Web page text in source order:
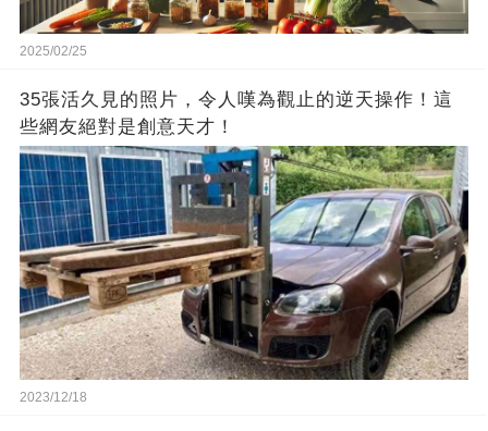
2025/02/25
35張活久見的照片，令人嘆為觀止的逆天操作！這
些網友絕對是創意天才！
2023/12/18